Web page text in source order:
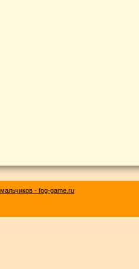
- fog-game.ru